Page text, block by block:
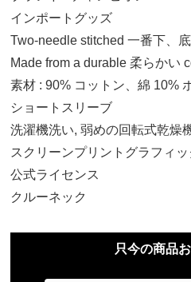
インポートグッズ
Two-needle stitched 一番下、
Made from a durable 柔らかい
素材 : 90% コットン、綿 10%
ショートスリーブ
洗濯機洗い, 弱めの回転式乾燥
スクリーンプリントグラフィッ
公式ライセンス
クルーネック
只今の商品
S
9,750円(税込)
M
9,750円(税込)
L